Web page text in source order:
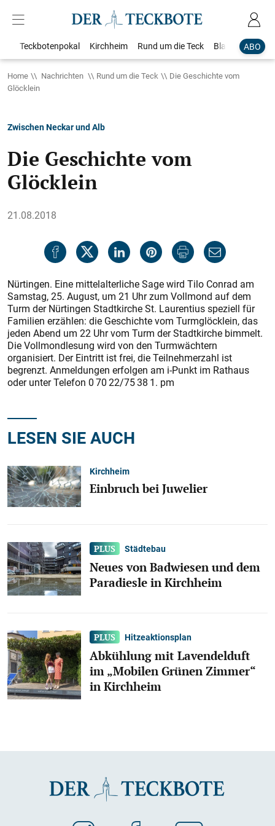
ABO
Teckbotenpokal Kirchheim Rund um die Teck Blaulicht
Home Nachrichten Rund um die Teck
Die Geschichte vom
Glöcklein
Zwischen Neckar und Alb
Die Geschichte vom
Glöcklein
21.08.2018
Nürtingen. Eine mittelalterliche Sage wird Tilo Conrad am
Samstag, 25. August, um 21 Uhr zum Vollmond auf dem
Turm der Nürtingen Stadtkirche St. Laurentius speziell für
Familien erzählen: die Geschichte vom Turmglöcklein, das
jeden Abend um 22 Uhr vom Turm der Stadtkirche bimmelt.
Die Vollmondlesung wird von den Turmwächtern
organisiert. Der Eintritt ist frei, die Teilnehmerzahl ist
begrenzt. Anmeldungen erfolgen am i-Punkt im Rathaus
oder unter Telefon 0 70 22/75 38 1. pm
LESEN SIE AUCH
Kirchheim
Einbruch bei Juwelier
Städtebau
Neues von Badwiesen und dem
Paradiesle in Kirchheim
Hitzeaktionsplan
Abkühlung mit Lavendelduft
im „Mobilen Grünen Zimmer“
in Kirchheim